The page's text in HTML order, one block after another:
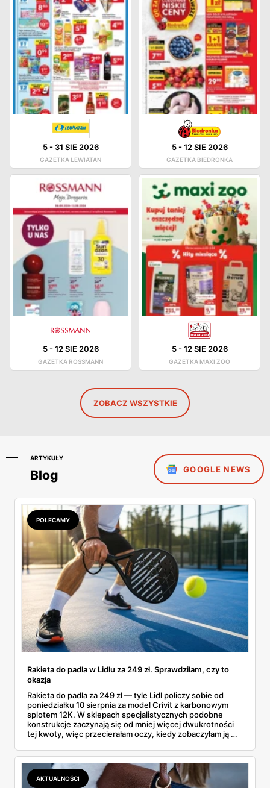
5- 31 SIE 2026
GAZETKA LEWIATAN
5-12 SIE 2026
GAZETKA BIEDRONKA
5-12 SIE 2026
GAZETKA ROSSMANN
5-12 SIE 2026
GAZETKA MAXI ZOO
ZOBACZ WSZYSTKIE
ARTYKUŁY
Blog GOOGLE NEWS
POLECAMY
Rakieta do padla w Lidlu za 249 zł. Sprawdziłam, czy to
okazja
Rakieta do padla za 249 zł — tyle Lidl policzy sobie od
poniedziałku 10 sierpnia za model Crivit z karbonowym
splotem 12K. W sklepach specjalistycznych podobne
konstrukcje zaczynają się od mniej więcej dwukrotności
tej kwoty, więc przecierałam oczy, kiedy zobaczyłam ją w
najszybciej rosnący sport w Polsce: kortów przybywa
lawinowo, a chętnych jeszcze szybciej. Sprawdziłam, co
dokładnie dostajemy za te pieniądze i komu taka rakieta
faktycznie wystarczy.
AKTUALNOŚCI